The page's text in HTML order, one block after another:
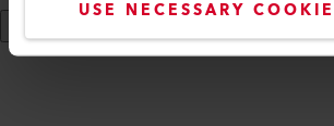
USE NECESSARY